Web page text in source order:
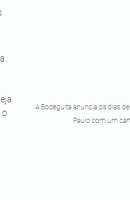
A Bodeguita anuncia os dias
Paulo com um